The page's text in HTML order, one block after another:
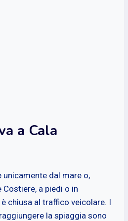
a Cala
dal mare o,
a piedi o in
chiusa al traffico veicolare. I
la spiaggia sono